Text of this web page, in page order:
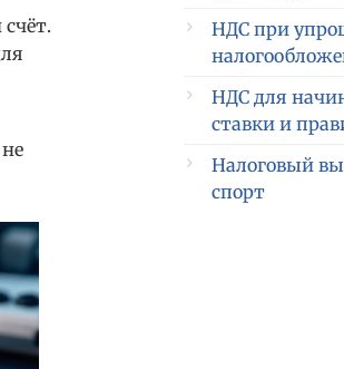
НДС при
НДС для
ставки и
Налоговый
спорт